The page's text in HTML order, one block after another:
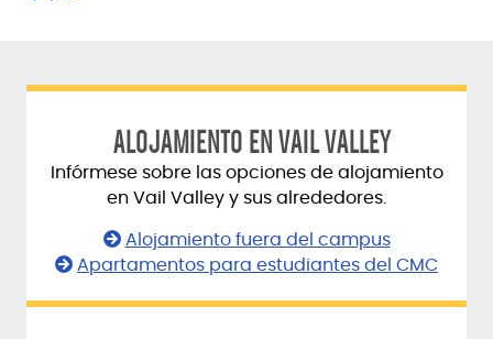
ALOJAMIENTO EN VAIL VALLEY
Infórmese sobre las opciones de alojamiento
en Vail Valley y sus alrededores.
Alojamiento fuera del campus
Apartamentos para estudiantes del CMC